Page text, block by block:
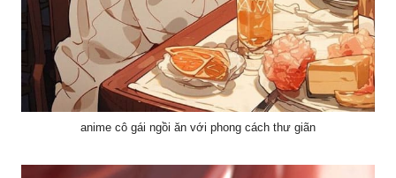
anime cô gái ngồi ăn với phong cách thư giãn